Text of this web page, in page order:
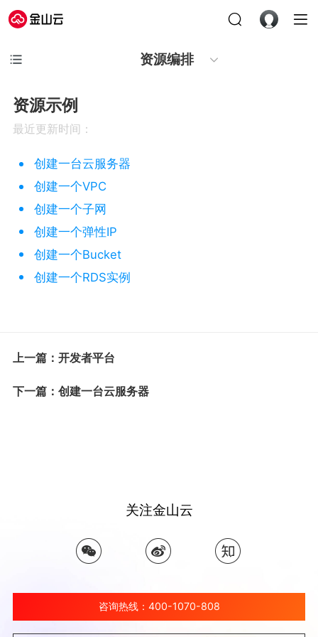
资源编排
资源示例
最近更新时间：
创建一台云服务器
创建一个VPC
创建一个子网
创建一个弹性IP
创建一个Bucket
创建一个RDS实例
上一篇：开发者平台
下一篇：创建一台云服务器
关注金山云
咨询热线：400-1070-808